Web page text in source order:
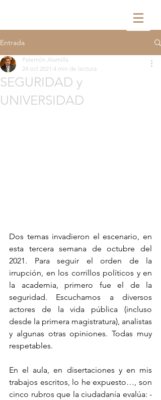
Entrada
SEGURIDAD y
UNIVERSIDAD
Palemón Alamilla
24 oct 2021 4 min de lectura
Dos temas invadieron el escenario, en
esta tercera semana de octubre del
2021. Para seguir el orden de la
irrupción, en los corrillos políticos y en
la academia, primero fue el de la
seguridad. Escuchamos a diversos
actores de la vida pública (incluso
desde la primera magistratura), analistas
y algunas otras opiniones. Todas muy
respetables.
En el aula, en disertaciones y en mis
trabajos escritos, lo he expuesto…, son
cinco rubros que la ciudadanía evalúa: -